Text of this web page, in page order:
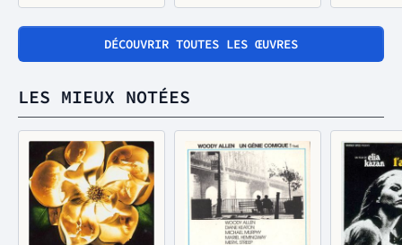
DÉCOUVRIR TOUTES LES ŒUVRES
LES MIEUX NOTÉES